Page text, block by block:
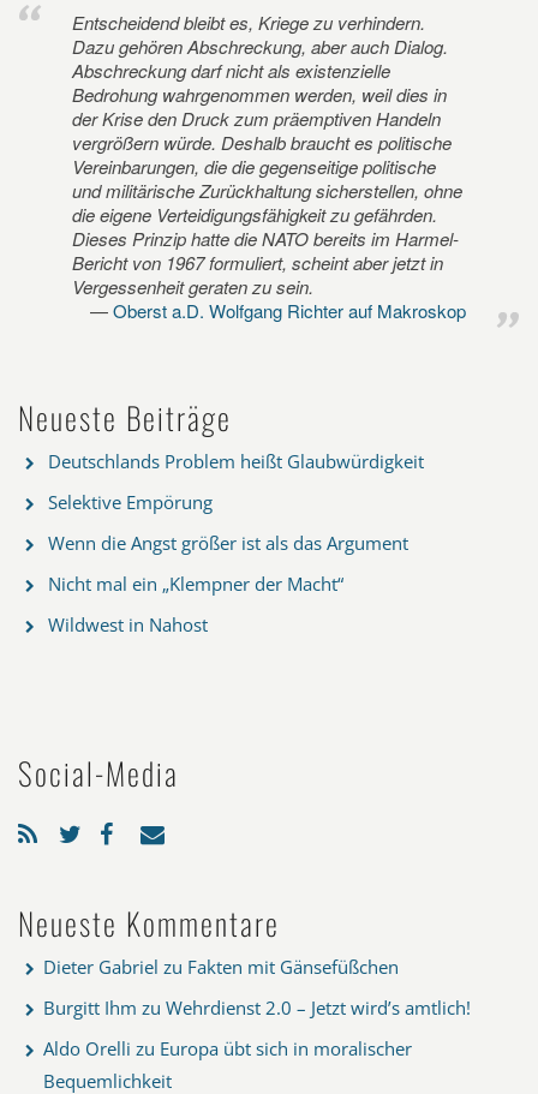
Entscheidend bleibt es, Kriege zu verhindern.
Dazu gehören Abschreckung, aber auch Dialog.
Abschreckung darf nicht als existenzielle
Bedrohung wahrgenommen werden, weil dies in
der Krise den Druck zum präemptiven Handeln
vergrößern würde. Deshalb braucht es politische
Vereinbarungen, die die gegenseitige politische
und militärische Zurückhaltung sicherstellen, ohne
die eigene Verteidigungsfähigkeit zu gefährden.
Dieses Prinzip hatte die NATO bereits im Harmel-
Bericht von 1967 formuliert, scheint aber jetzt in
Vergessenheit geraten zu sein.
Oberst a.D. Wolfgang Richter auf Makroskop
Neueste Beiträge
Deutschlands Problem heißt Glaubwürdigkeit
Selektive Empörung
Wenn die Angst größer ist als das Argument
Nicht mal ein „Klempner der Macht“
Wildwest in Nahost
Social-Media
Neueste Kommentare
Dieter Gabriel zu Fakten mit Gänsefüßchen
Burgitt Ihm zu Wehrdienst 2.0 – Jetzt wird’s amtlich!
Aldo Orelli zu Europa übt sich in moralischer
Bequemlichkeit